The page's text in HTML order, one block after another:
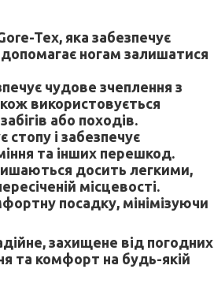
Tex, яка забезпечує
ногам залишатися
чудове зчеплення з
використовується
або походів.
і забезпечує
та інших перешкод.
досить легкими,
місцевості.
посадку, мінімізуючи
захищене від погодних
та комфорт на будь-якій